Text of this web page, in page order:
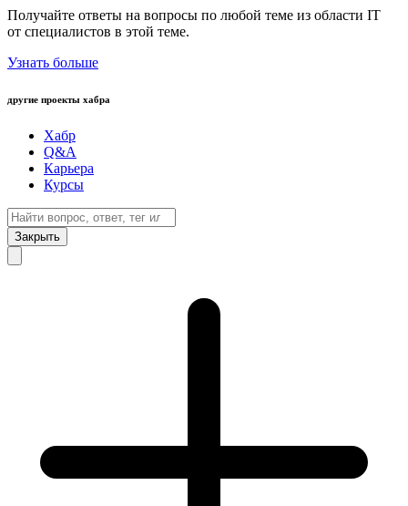
Получайте ответы на вопросы по любой теме из области IT
от специалистов в этой теме.
Узнать больше
другие проекты хабра
Хабр
Q&A
Карьера
Курсы
Закрыть